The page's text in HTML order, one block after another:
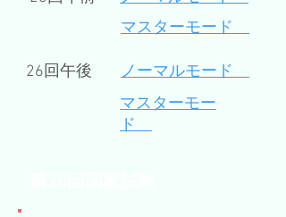
​マスターモード
26回午後
​ノーマルモード
マスターモー
ド